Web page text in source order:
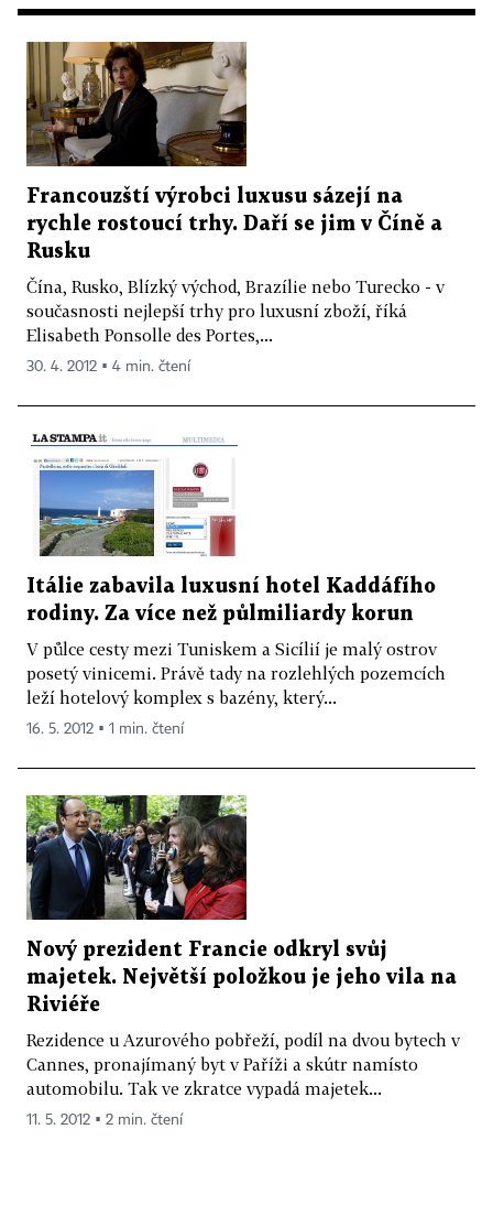
Francouzští výrobci luxusu sázejí na
rychle rostoucí trhy. Daří se jim v Číně a
Rusku
Čína, Rusko, Blízký východ, Brazílie nebo Turecko - v
současnosti nejlepší trhy pro luxusní zboží, říká
Elisabeth Ponsolle des Portes,...
30. 4. 2012 ▪ 4 min. čtení
Itálie zabavila luxusní hotel Kaddáfího
rodiny. Za více než půlmiliardy korun
V půlce cesty mezi Tuniskem a Sicílií je malý ostrov
posetý vinicemi. Právě tady na rozlehlých pozemcích
leží hotelový komplex s bazény, který...
16. 5. 2012 ▪ 1 min. čtení
Nový prezident Francie odkryl svůj
majetek. Největší položkou je jeho vila na
Riviéře
Rezidence u Azurového pobřeží, podíl na dvou bytech v
Cannes, pronajímaný byt v Paříži a skútr namísto
automobilu. Tak ve zkratce vypadá majetek...
11. 5. 2012 ▪ 2 min. čtení